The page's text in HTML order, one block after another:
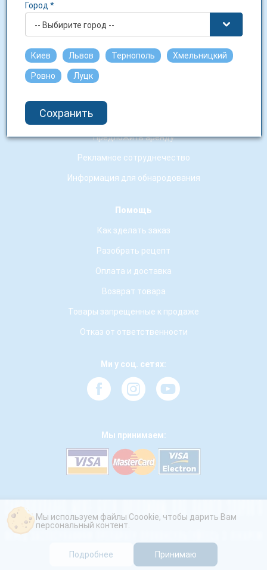
Условия использования сайту
Сотрудничество
Юридическим лицам
Предложить аренду
Рекламное сотруднечество
Информация для обнародования
Помощь
Как зделать заказ
Разобрать рецепт
Оплата и доставка
Возврат товара
Товары запрещенные к продаже
Отказ от ответственности
Ми у соц. сетях:
Мы принимаем:
Мы используем файлы Coookie, чтобы дарить Вам
персональный контент.
Подробнее Принимаю
Город *
-- Выбирите город --
Киев Львов Тернополь Хмельницкий
Ровно Луцк
Сохранить